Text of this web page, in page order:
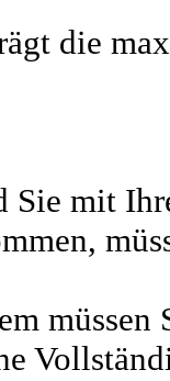
die
Sie mit
müssen